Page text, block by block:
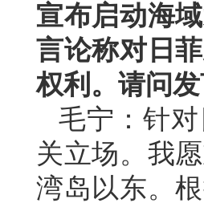
宣布启动海
言论称对日
权利。请问
毛宁：针
关立场。我
湾岛以东。